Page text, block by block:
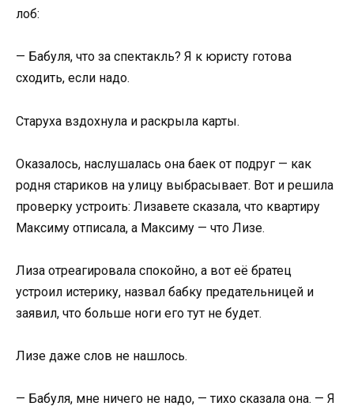
лоб:
— Бабуля, что за спектакль? Я к юристу готова
сходить, если надо.
Старуха вздохнула и раскрыла карты.
Оказалось, наслушалась она баек от подруг — как
родня стариков на улицу выбрасывает. Вот и решила
проверку устроить: Лизавете сказала, что квартиру
Максиму отписала, а Максиму — что Лизе.
Лиза отреагировала спокойно, а вот её братец
устроил истерику, назвал бабку предательницей и
заявил, что больше ноги его тут не будет.
Лизе даже слов не нашлось.
— Бабуля, мне ничего не надо, — тихо сказала она. — Я